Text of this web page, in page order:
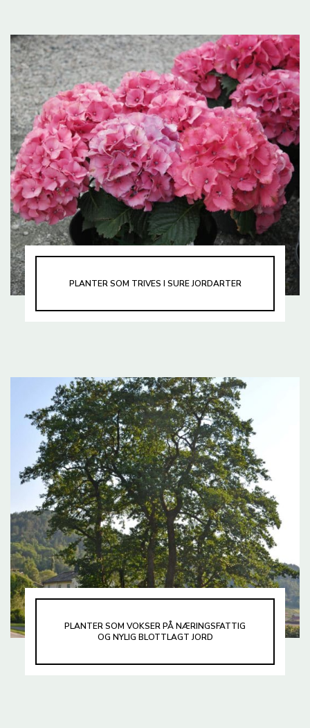
PLANTER SOM TRIVES I SURE JORDARTER
PLANTER SOM VOKSER PÅ NÆRINGSFATTIG
OG NYLIG BLOTTLAGT JORD